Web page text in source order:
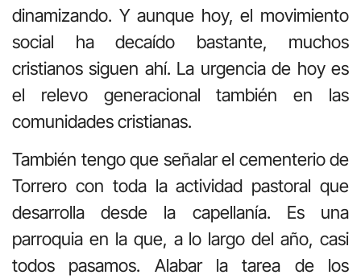
dinamizando. Y aunque hoy, el movimiento
social ha decaído bastante, muchos
cristianos siguen ahí. La urgencia de hoy es
el relevo generacional también en las
comunidades cristianas.
También tengo que señalar el cementerio de
Torrero con toda la actividad pastoral que
desarrolla desde la capellanía. Es una
parroquia en la que, a lo largo del año, casi
todos pasamos. Alabar la tarea de los